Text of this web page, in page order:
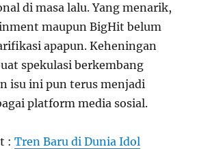
di masa lalu. Yang menarik,
maupun BigHit belum
apapun. Keheningan
spekulasi berkembang
isu ini pun terus menjadi
platform media sosial.
:Tren Baru di Dunia Idol